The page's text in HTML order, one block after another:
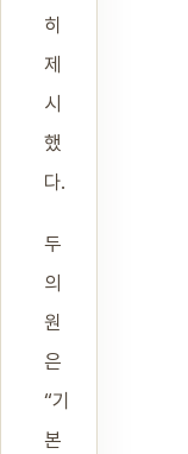
히
제
시
했
다.
두
의
원
은
“기
본